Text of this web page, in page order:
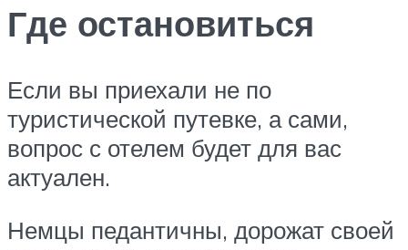
Где остановиться
Если вы приехали не по
туристической путевке, а сами,
вопрос с отелем будет для вас
актуален.
Немцы педантичны, дорожат своей